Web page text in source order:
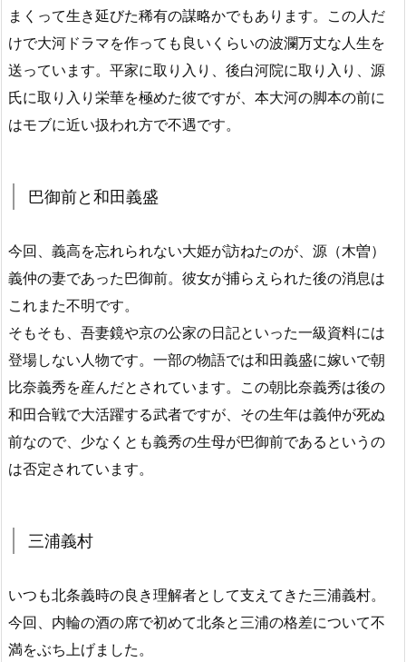
まくって生き延びた稀有の謀略かでもあります。この人だ
けで大河ドラマを作っても良いくらいの波瀾万丈な人生を
送っています。平家に取り入り、後白河院に取り入り、源
氏に取り入り栄華を極めた彼ですが、本大河の脚本の前に
はモブに近い扱われ方で不遇です。
巴御前と和田義盛
今回、義高を忘れられない大姫が訪ねたのが、源（木曽）
義仲の妻であった巴御前。彼女が捕らえられた後の消息は
これまた不明です。
そもそも、吾妻鏡や京の公家の日記といった一級資料には
登場しない人物です。一部の物語では和田義盛に嫁いで朝
比奈義秀を産んだとされています。この朝比奈義秀は後の
和田合戦で大活躍する武者ですが、その生年は義仲が死ぬ
前なので、少なくとも義秀の生母が巴御前であるというの
は否定されています。
三浦義村
いつも北条義時の良き理解者として支えてきた三浦義村。
今回、内輪の酒の席で初めて北条と三浦の格差について不
満をぶち上げました。